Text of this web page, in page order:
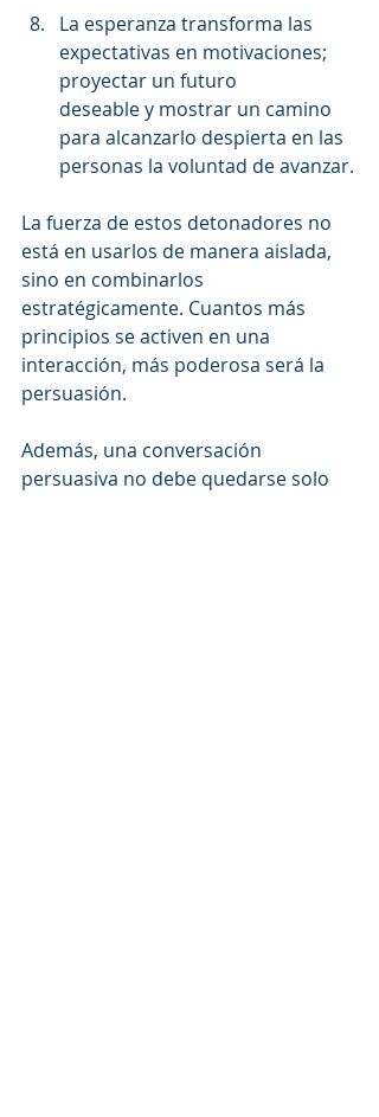
La esperanza transforma las
expectativas en motivaciones;
proyectar un futuro
deseable y mostrar un camino
para alcanzarlo despierta en las
personas la voluntad de avanzar.
La fuerza de estos detonadores no
está en usarlos de manera aislada,
sino en combinarlos
estratégicamente. Cuantos más
principios se activen en una
interacción, más poderosa será la
persuasión.
Además, una conversación
persuasiva no debe quedarse solo